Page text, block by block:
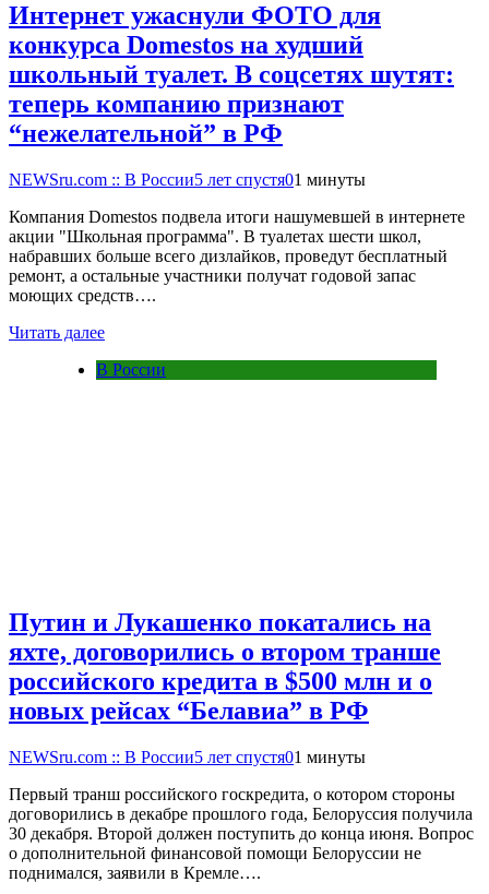
Интернет ужаснули ФОТО для
конкурса Domestos на худший
школьный туалет. В соцсетях шутят:
теперь компанию признают
“нежелательной” в РФ
NEWSru.com :: В России5 лет спустя01 минуты
Компания Domestos подвела итоги нашумевшей в интернете
акции "Школьная программа". В туалетах шести школ,
набравших больше всего дизлайков, проведут бесплатный
ремонт, а остальные участники получат годовой запас
моющих средств….
Читать далее
В России
Путин и Лукашенко покатались на
яхте, договорились о втором транше
российского кредита в $500 млн и о
новых рейсах “Белавиа” в РФ
NEWSru.com :: В России5 лет спустя01 минуты
Первый транш российского госкредита, о котором стороны
договорились в декабре прошлого года, Белоруссия получила
30 декабря. Второй должен поступить до конца июня. Вопрос
о дополнительной финансовой помощи Белоруссии не
поднимался, заявили в Кремле….